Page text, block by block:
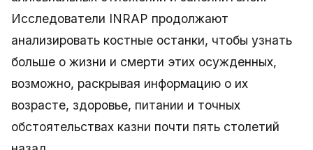
Исследователи INRAP продолжают
анализировать костные останки, чтобы узнать
больше о жизни и смерти этих осужденных,
возможно, раскрывая информацию о их
возрасте, здоровье, питании и точных
обстоятельствах казни почти пять столетий